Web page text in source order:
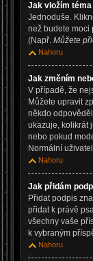
Jak vložím
Jednoduše.
než budete moci
(Např. Můžete
Nahoru
Jak změním
V případě, že
Můžete upravit
někdo
ukazuje, kolikrát
nebo pokud
Normální
Nahoru
Jak přidám
Přidat podpis
přidat k právě
všechny vaše
k vybraným
Nahoru